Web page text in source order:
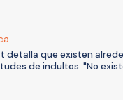
detalla que existen
de indultos: "No